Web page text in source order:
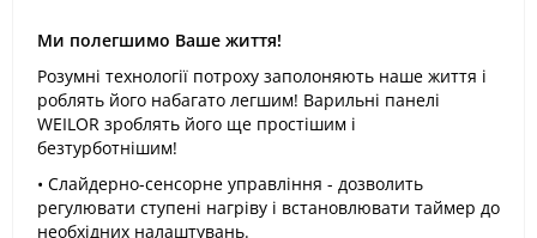
Ми полегшимо Ваше життя!
Розумні технології потроху заполоняють наше життя і
роблять його набагато легшим! Варильні панелі
WEILOR зроблять його ще простішим і
безтурботнішим!
• Слайдерно-сенсорне управління - дозволить
регулювати ступені нагріву і встановлювати таймер до
необхідних налаштувань.